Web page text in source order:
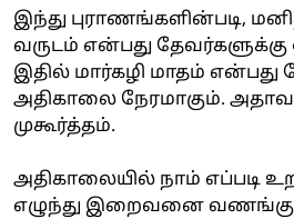
இந்து புராணங்களின்படி,
வருடம் என்பது தேவர்களுக்கு
இதில் மார்கழி மாதம் என்பது
அதிகாலை நேரமாகும்.
முகூர்த்தம்.
அதிகாலையில் நாம் எப்படி
எழுந்து இறைவனை